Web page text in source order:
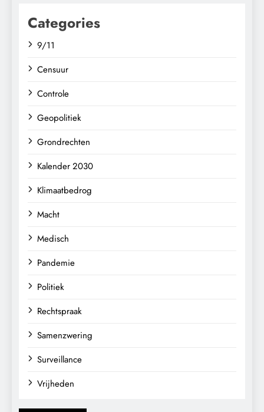
Categories
9/11
Censuur
Controle
Geopolitiek
Grondrechten
Kalender 2030
Klimaatbedrog
Macht
Medisch
Pandemie
Politiek
Rechtspraak
Samenzwering
Surveillance
Vrijheden